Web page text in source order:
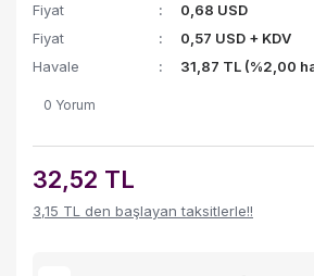
Fiyat
0,68 USD
Fiyat
0,57 USD + KDV
Havale
31,87 TL (%2,00
0 Yorum
32,52 TL
3,15 TL den başlayan taksitlerle!!